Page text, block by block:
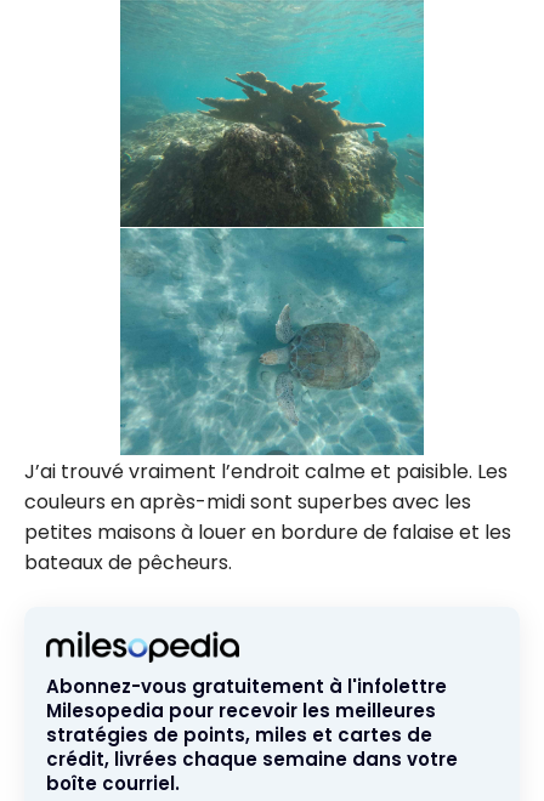
J’ai trouvé vraiment l’endroit calme et paisible. Les
couleurs en après-midi sont superbes avec les
petites maisons à louer en bordure de falaise et les
bateaux de pêcheurs.
Abonnez-vous gratuitement à l'infolettre
Milesopedia pour recevoir les meilleures
stratégies de points, miles et cartes de
crédit, livrées chaque semaine dans votre
boîte courriel.